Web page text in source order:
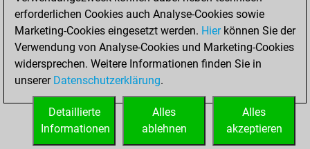
Unterverwandlungen
Türme auf der siebten
0
STARTSEITE
erforderlichen Cookies auch Analyse-Cookies sowie
Marketing-Cookies eingesetzt werden. Hierkönnen Sie der
Verwendung von Analyse-Cookies und Marketing-Cookies
widersprechen. Weitere Informationen finden Sie in
unserer Datenschutzerklärung.
Alles
akzeptieren
Alles
ablehnen
Detaillierte
Informationen